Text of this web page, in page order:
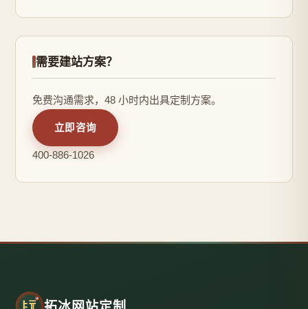
需要建站方案？
免费沟通需求，48 小时内出具定制方案。
立即咨询
400-886-1026